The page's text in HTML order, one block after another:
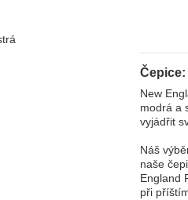
New
modrá a
vyjádřit
Náš
naše
England
při